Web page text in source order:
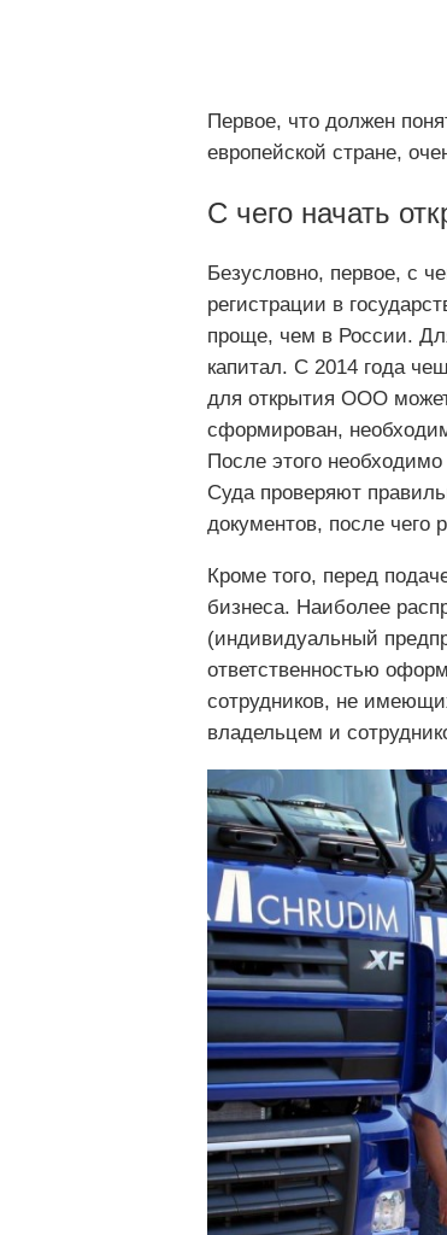
Первое, что должен
европейской стране,
С чего начать
Безусловно, первое, с
регистрации в
проще, чем в России.
капитал. С 2014 года
для открытия ООО может
сформирован,
После этого
Суда проверяют
документов, после чего
Кроме того, перед
бизнеса. Наиболее
(индивидуальный
ответственностью
сотрудников, не
владельцем и